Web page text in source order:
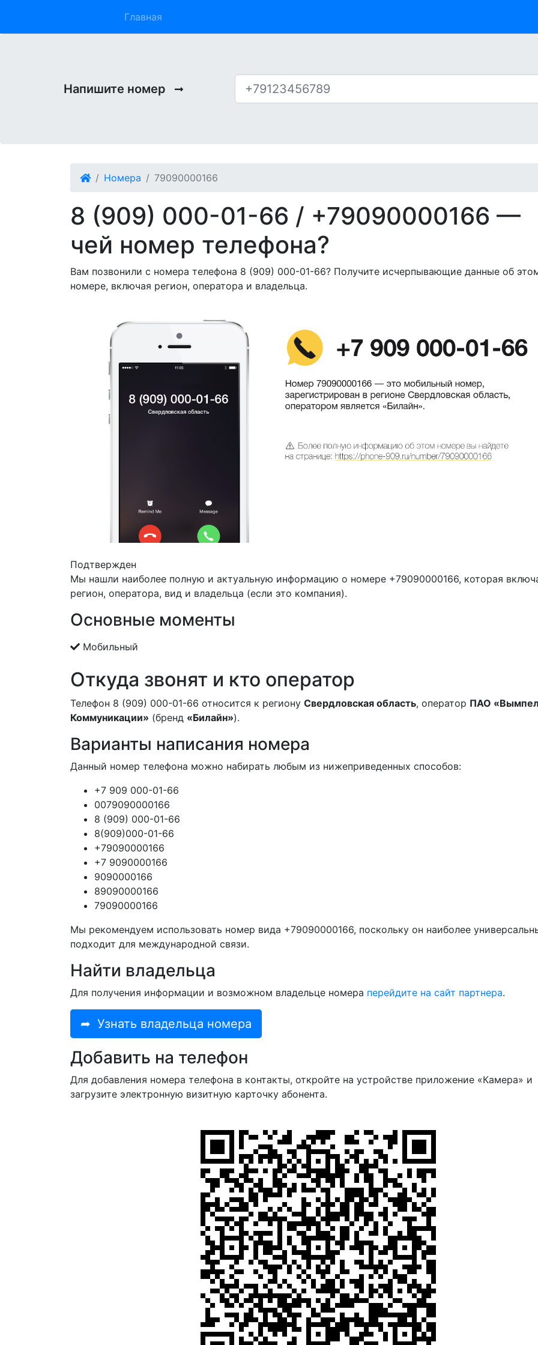
Главная
Напишите номер
Номера 79090000166
8 (909) 000-01-66 / +79090000166 —
чей номер телефона?
Вам позвонили с номера телефона 8 (909) 000-01-66? Получите исчерпывающие данные об
номере, включая регион, оператора и владельца.
Подтвержден
Мы нашли наиболее полную и актуальную информацию о номере +79090000166, которая
регион, оператора, вид и владельца (если это компания).
Основные моменты
Мобильный
Откуда звонят и кто оператор
Телефон 8 (909) 000-01-66 относится к региону Свердловская область, оператор ПАО
Коммуникации» (бренд «Билайн»).
Варианты написания номера
Данный номер телефона можно набирать любым из нижеприведенных способов:
+7 909 000-01-66
0079090000166
8 (909) 000-01-66
8(909)000-01-66
+79090000166
+7 9090000166
9090000166
89090000166
79090000166
Мы рекомендуем использовать номер вида +79090000166, поскольку он наиболее
подходит для международной связи.
Найти владельца
Для получения информации и возможном владельце номера перейдите на сайт партнера.
➦ Узнать владельца номера
Добавить на телефон
Для добавления номера телефона в контакты, откройте на устройстве приложение «Камера» и
загрузите электронную визитную карточку абонента.